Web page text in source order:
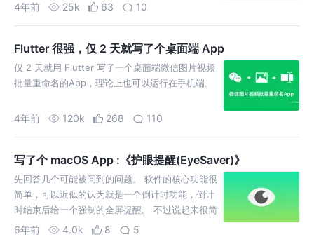
4年前 25k 63 10
Flutter 很强，仅 2 天就写了个桌面端 App
仅 2 天就用 Flutter 写了一个桌面端微信图片视频
批量重命名的App，理论上也可以运行在手机端。
4年前 120k 268 110
写了个 macOS App :《护眼提醒(EyeSaver)》
先回答几个可能被问到的问题。 软件的核心功能很
简单，可以近似的认为就是一个倒计时功能，倒计
时结束后给一个强制的全屏提醒。 不过说起来很简
单，但由于我也是第一次用 Swift 开发 macOS 的
6年前 4.0k 8 5